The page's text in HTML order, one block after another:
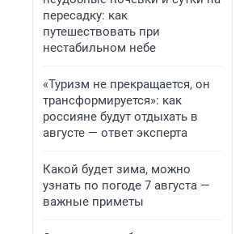
пересадку: как
путешествовать при
нестабильном небе
«Туризм не прекращается, он
трансформируется»: как
россияне будут отдыхать в
августе — ответ эксперта
Какой будет зима, можно
узнать по погоде 7 августа —
важные приметы